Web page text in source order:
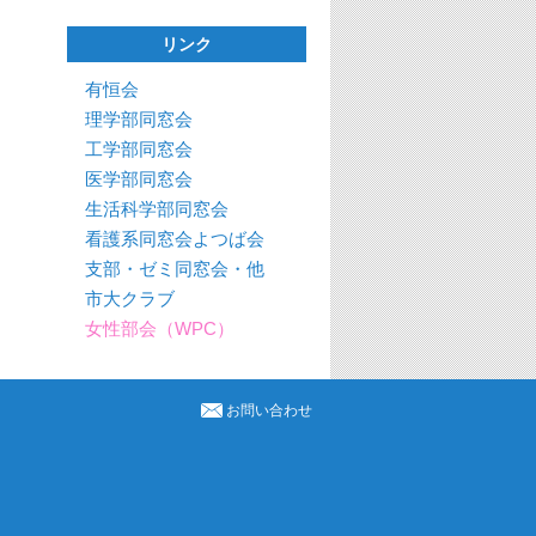
リンク
有恒会
理学部同窓会
工学部同窓会
医学部同窓会
生活科学部同窓会
看護系同窓会よつば会
支部・ゼミ同窓会・他
市大クラブ
女性部会（WPC）
お問い合わせ